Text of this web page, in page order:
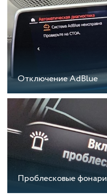
Отключение AdBlue
Проблесковые фонари